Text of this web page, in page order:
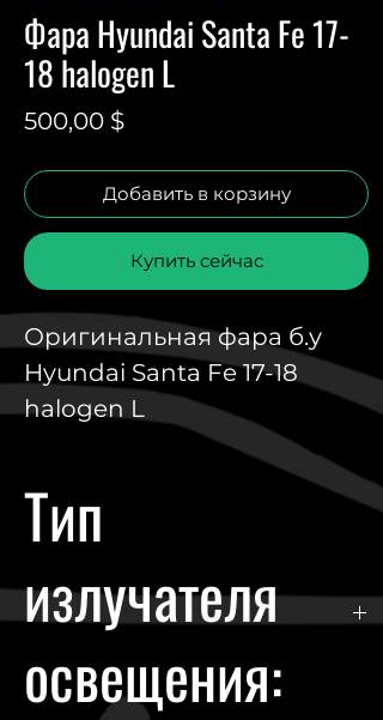
Фара Hyundai Santa Fe 17-
18 halogen L
500,00 $Цена
Добавить в корзину
Купить сейчас
Оригинальная фара б.у
Hyundai Santa Fe 17-18
halogen L
Тип
излучателя
освещения: